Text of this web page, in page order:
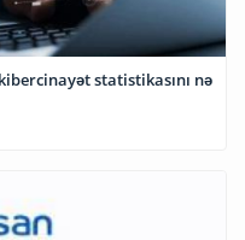
statistikasını nə